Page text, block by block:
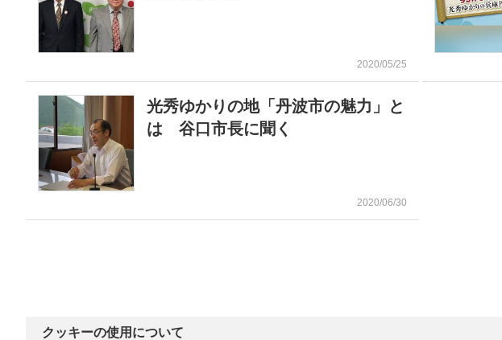
2020/05/25
光秀ゆかりの地「丹波市の魅力」と
は 谷口市長に聞く
2020/06/30
クッキーの使用について